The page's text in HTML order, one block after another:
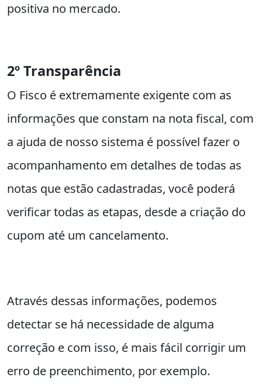
positiva no mercado.
2º Transparência
O Fisco é extremamente exigente com as
informações que constam na nota fiscal, com
a ajuda de nosso sistema é possível fazer o
acompanhamento em detalhes de todas as
notas que estão cadastradas, você poderá
verificar todas as etapas, desde a criação do
cupom até um cancelamento.
Através dessas informações, podemos
detectar se há necessidade de alguma
correção e com isso, é mais fácil corrigir um
erro de preenchimento, por exemplo.